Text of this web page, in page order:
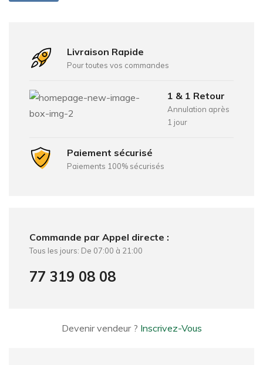
Livraison Rapide
Pour toutes vos commandes
1 & 1 Retour
Annulation après
1 jour
Paiement sécurisé
Paiements 100% sécurisés
Commande par Appel directe :
Tous les jours: De 07:00 à 21:00
77 319 08 08
Devenir vendeur ? Inscrivez-Vous